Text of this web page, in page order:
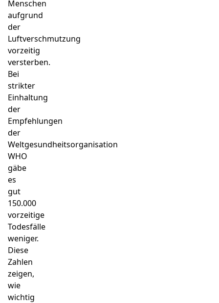
Menschen
aufgrund
der
Luftverschmutzung
vorzeitig
versterben.
Bei
strikter
Einhaltung
der
Empfehlungen
der
Weltgesundheitsorganisation
WHO
gäbe
es
gut
150.000
vorzeitige
Todesfälle
weniger.
Diese
Zahlen
zeigen,
wie
wichtig